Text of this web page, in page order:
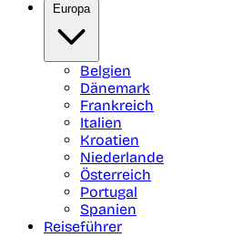
Europa
Belgien
Dänemark
Frankreich
Italien
Kroatien
Niederlande
Österreich
Portugal
Spanien
Reiseführer